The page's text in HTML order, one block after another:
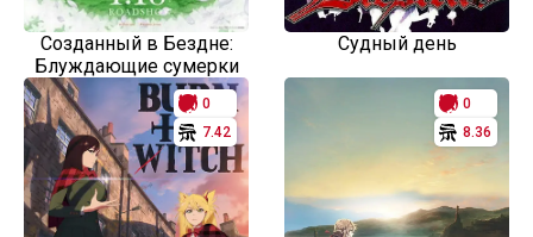
Созданный в Бездне:
Блуждающие сумерки
Судный день
0
7.42
0
8.36